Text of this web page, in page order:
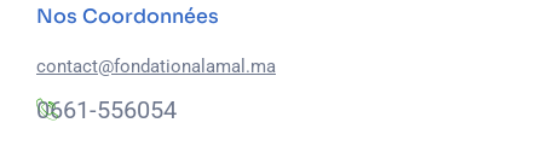
Nos Coordonnées
0661-556054
contact@fondationalamal.ma